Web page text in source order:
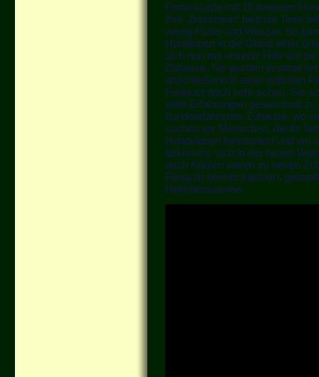
Fenia wurde mit 18 weiteren
Ihre „Besitzerin“ hielt die Tiere
wenig Futter und Wasser. So
Hündinnen in die Obhut einer
sich nun mit unserer Hilfe auf
Zuhause. Sie wurden erstmal
anschließend in einer örtlichen
Fenia ist noch sehr scheu. Sie
viele Erfahrungen gesammelt
hundeerfahrenes Zuhause, wo
suchen wir Menschen, die ihr
Hundeleben funktioniert und wo
bekommt, sich in der neuen
auch Katzen wären im neuen
Fenia ist bereits kastriert,
Heimtierausweis.